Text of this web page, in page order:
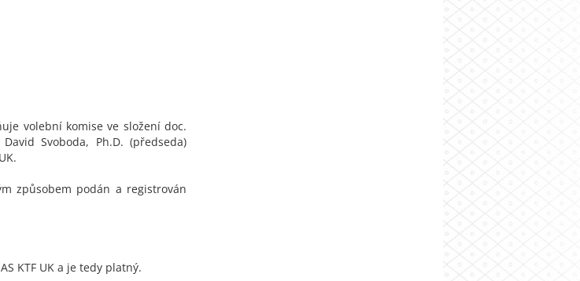
volební komise ve složení doc.
Svoboda, Ph.D. (předseda)
způsobem podán a registrován
KTF UK a je tedy platný.